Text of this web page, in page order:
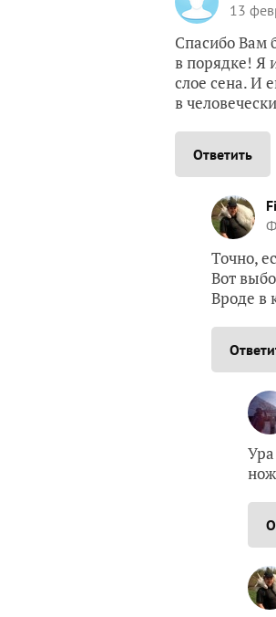
13
Спасибо Вам
в порядке! Я
слое сена. И
в
Ответить
Точно,
Вот
Вроде в